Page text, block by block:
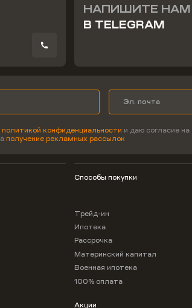
НАПИШИТЕ НАМ
В TELEGRAM
политикой конфиденциальности и даю согласие на
получение рекламных рассылок
Способы покупки
Трейд-ин
Ипотека
Рассрочка
Материнский капитал
Военная ипотека
100% оплата
Акции